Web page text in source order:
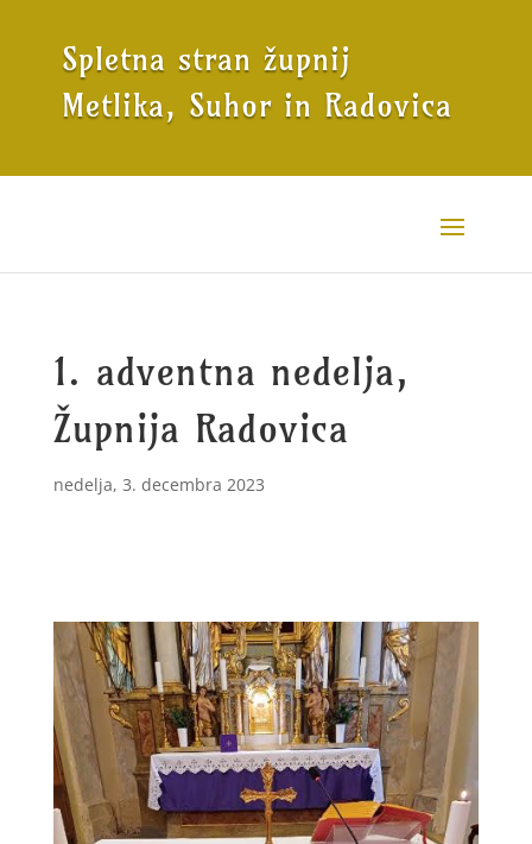
Spletna stran župnij
Metlika, Suhor in Radovica
1. adventna nedelja,
Župnija Radovica
nedelja, 3. decembra 2023